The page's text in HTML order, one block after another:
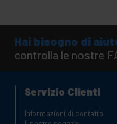
Hai bisogno di
controlla le nostre
Servizio Clienti
Informazioni di contatto